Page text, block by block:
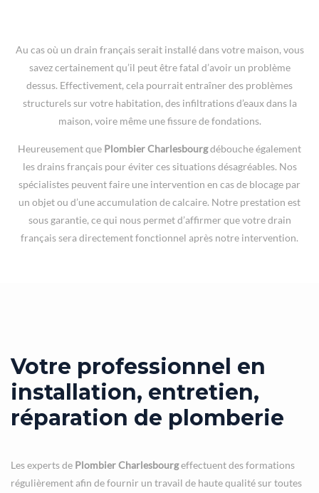
Au cas où un drain français serait installé dans votre maison, vous
savez certainement qu’il peut être fatal d’avoir un problème
dessus. Effectivement, cela pourrait entraîner des problèmes
structurels sur votre habitation, des infiltrations d’eaux dans la
maison, voire même une fissure de fondations.
Heureusement que Plombier Charlesbourgdébouche également
les drains français pour éviter ces situations désagréables. Nos
spécialistes peuvent faire une intervention en cas de blocage par
un objet ou d’une accumulation de calcaire. Notre prestation est
sous garantie, ce qui nous permet d’affirmer que votre drain
français sera directement fonctionnel après notre intervention.
Votre professionnel en
installation, entretien,
réparation de plomberie
Les experts de Plombier Charlesbourgeffectuent des formations
régulièrement afin de fournir un travail de haute qualité sur toutes